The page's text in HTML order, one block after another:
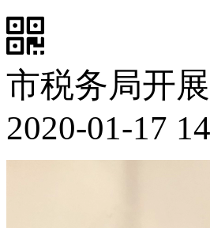
市税务局开
2020-01-17